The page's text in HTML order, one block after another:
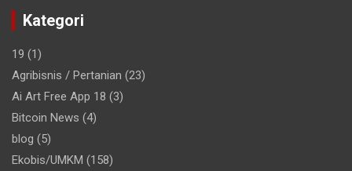
Kategori
19 (1)
Agribisnis / Pertanian (23)
Ai Art Free App 18 (3)
Bitcoin News (4)
blog (5)
Ekobis/UMKM (158)